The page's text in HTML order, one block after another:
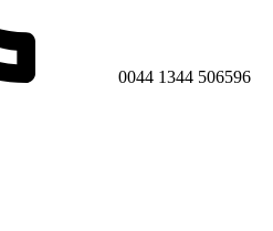
0044 1344 506596